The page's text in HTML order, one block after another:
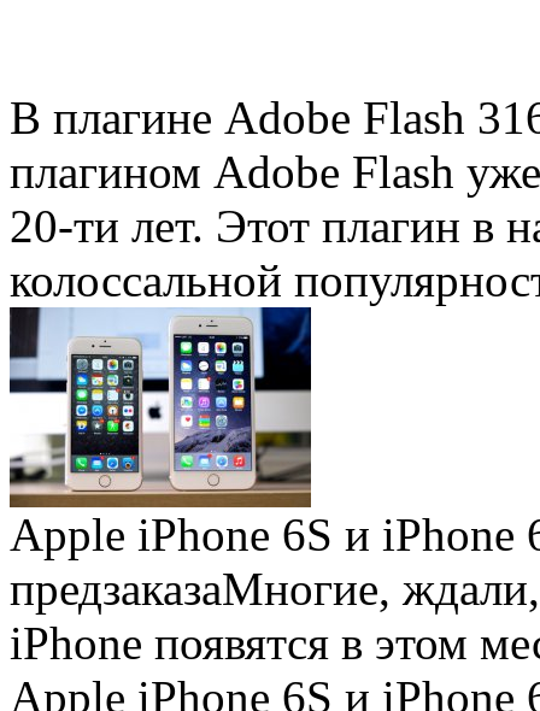
В плагине Adobe Flash
плагином Adobe Flash
20-ти лет. Этот плагин в
колоссальной
Apple iPhone 6S и iPhone
предзаказаМногие, ждали,
iPhone появятся в этом
Apple iPhone 6S и iPhone